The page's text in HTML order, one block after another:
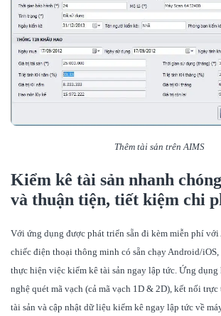
Thêm tài sản trên AIMS
Kiểm kê tài sản nhanh
và thuận tiện, tiết kiệm chi
Với ứng dụng được phát triển sẵn đi kèm miễn phí
chiếc điện thoại thông minh có sẵn chạy Android/
thực hiện việc kiểm kê tài sản ngay lập tức. Ứng dụng
nghệ quét mã vạch (cả mã vạch 1D & 2D), kết nối
tài sản và cập nhật dữ liệu kiểm kê ngay lập tức về